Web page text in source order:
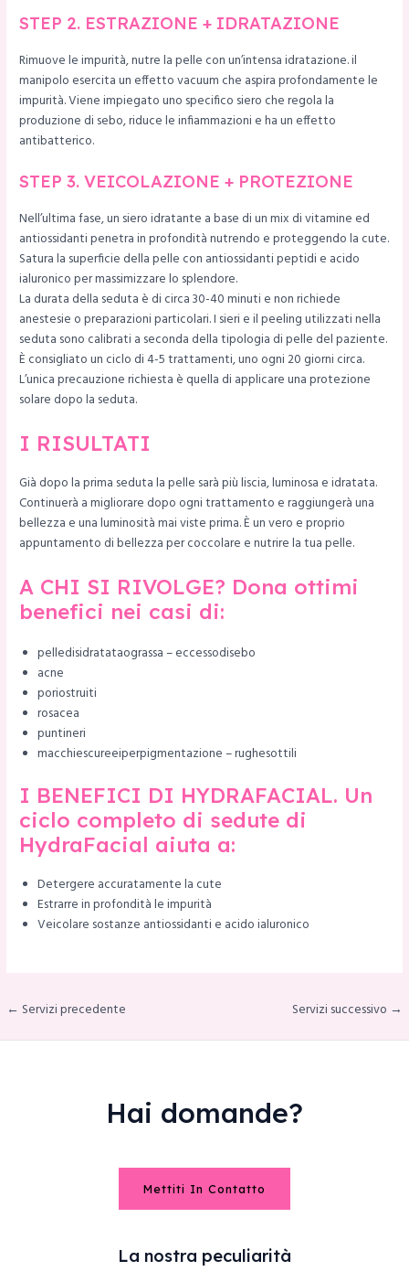
STEP 2. ESTRAZIONE + IDRATAZIONE
Rimuove le impurità, nutre la pelle con un’intensa idratazione. il
manipolo esercita un effetto vacuum che aspira profondamente le
impurità. Viene impiegato uno specifico siero che regola la
produzione di sebo, riduce le infiammazioni e ha un effetto
antibatterico.
STEP 3. VEICOLAZIONE + PROTEZIONE
Nell’ultima fase, un siero idratante a base di un mix di vitamine ed
antiossidanti penetra in profondità nutrendo e proteggendo la cute.
Satura la superficie della pelle con antiossidanti peptidi e acido
ialuronico per massimizzare lo splendore.
La durata della seduta è di circa 30-40 minuti e non richiede
anestesie o preparazioni particolari. I sieri e il peeling utilizzati nella
seduta sono calibrati a seconda della tipologia di pelle del paziente.
È consigliato un ciclo di 4-5 trattamenti, uno ogni 20 giorni circa.
L’unica precauzione richiesta è quella di applicare una protezione
solare dopo la seduta.
I RISULTATI
Già dopo la prima seduta la pelle sarà più liscia, luminosa e idratata.
Continuerà a migliorare dopo ogni trattamento e raggiungerà una
bellezza e una luminosità mai viste prima. È un vero e proprio
appuntamento di bellezza per coccolare e nutrire la tua pelle.
A CHI SI RIVOLGE? Dona ottimi
benefici nei casi di:
pelledisidratataograssa – eccessodisebo
acne
poriostruiti
rosacea
puntineri
macchiescureeiperpigmentazione – rughesottili
I BENEFICI DI HYDRAFACIAL. Un
ciclo completo di sedute di
HydraFacial aiuta a:
Detergere accuratamente la cute
Estrarre in profondità le impurità
Veicolare sostanze antiossidanti e acido ialuronico
← Servizi precedente Servizi successivo →
Hai domande?
Mettiti In Contatto
La nostra peculiarità